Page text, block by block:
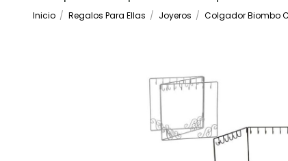
Inicio Regalos Para Ellas Joyeros Colgador Biombo